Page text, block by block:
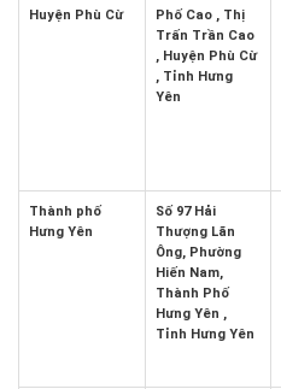
Huyện Phù Cừ
Phố Cao , Thị
Trấn Trần Cao
, Huyện Phù Cừ
, Tỉnh Hưng
Yên
Thành phố
Hưng Yên
Số 97 Hải
Thượng Lãn
Ông, Phường
Hiến Nam,
Thành Phố
Hưng Yên ,
Tỉnh Hưng Yên